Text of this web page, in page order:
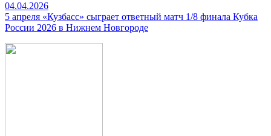
04.04.2026
5 апреля «Кузбасс» сыграет ответный матч 1/8 финала Кубка
России 2026 в Нижнем Новгороде